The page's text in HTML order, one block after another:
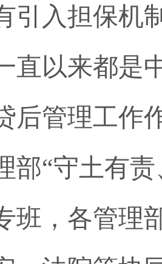
引入担保机
直以来都是
后管理工作
部“守土有
班， 各管理